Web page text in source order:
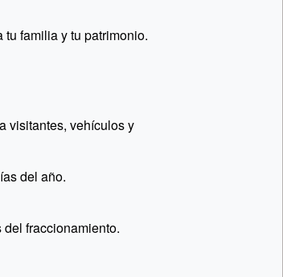
tu familia y tu patrimonio.
visitantes, vehículos y
del año.
fraccionamiento.